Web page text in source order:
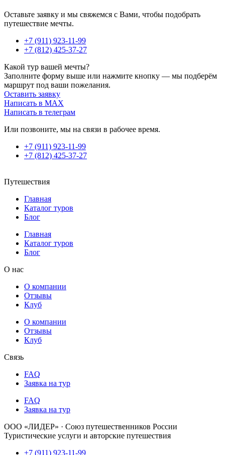
Оставьте заявку и мы свяжемся с Вами, чтобы подобрать
путешествие мечты.
+7 (911) 923-11-99
+7 (812) 425-37-27
Какой тур вашей мечты?
Заполните форму выше или нажмите кнопку — мы подберём
маршрут под ваши пожелания.
Оставить заявку
Написать в MAX
Написать в телеграм
Или позвоните, мы на связи в рабочее время.
+7 (911) 923-11-99
+7 (812) 425-37-27
Путешествия
Главная
Каталог туров
Блог
Главная
Каталог туров
Блог
О нас
О компании
Отзывы
Клуб
О компании
Отзывы
Клуб
Связь
FAQ
Заявка на тур
FAQ
Заявка на тур
ООО «ЛИДЕР» · Союз путешественников России
Туристические услуги и авторские путешествия
+7 (911) 923-11-99